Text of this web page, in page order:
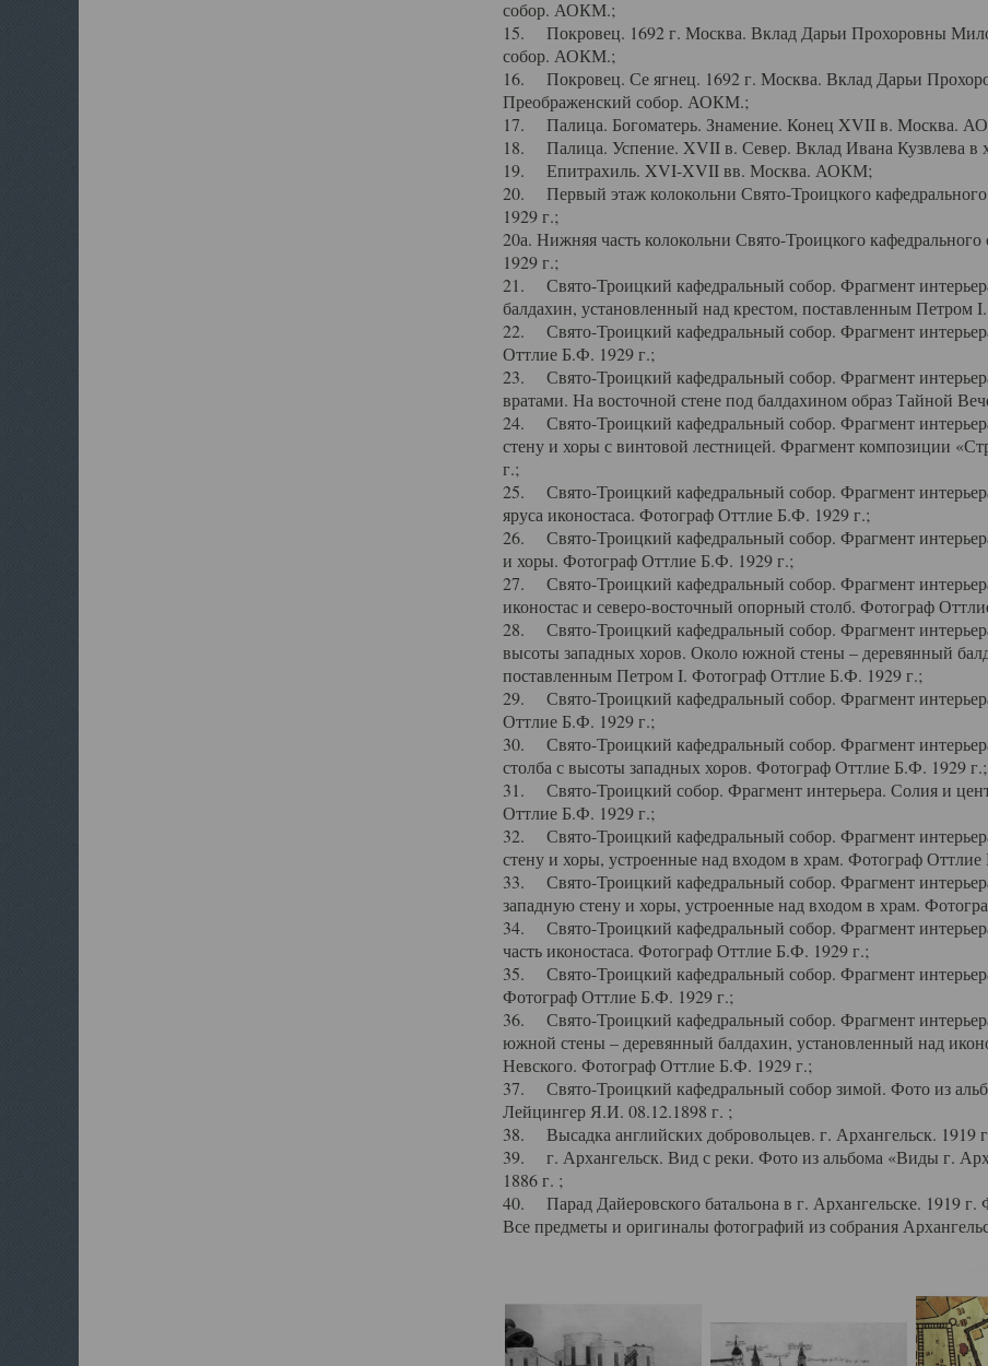
собор. АОКМ.;
15. Покровец. 1692 г. Москва. Вклад Дарьи Прохоровны
собор. АОКМ.;
16. Покровец. Се ягнец. 1692 г. Москва. Вклад Дарьи
Преображенский собор. АОКМ.;
17. Палица. Богоматерь. Знамение. Конец XVII в. Москва.
18. Палица. Успение. XVII в. Север. Вклад Ивана Кузвлева в
19. Епитрахиль. XVI-XVII вв. Москва. АОКМ;
20. Первый этаж колокольни Свято-Троицкого
1929 г.;
20а. Нижняя часть колокольни Свято-Троицкого
1929 г.;
21. Свято-Троицкий кафедральный собор. Фрагмент
балдахин, установленный над крестом, поставленным Петром
22. Свято-Троицкий кафедральный собор. Фрагмент
Оттлие Б.Ф. 1929 г.;
23. Свято-Троицкий кафедральный собор. Фрагмент
вратами. На восточной стене под балдахином образ Тайной
24. Свято-Троицкий кафедральный собор. Фрагмент
стену и хоры с винтовой лестницей. Фрагмент композиции
г.;
25. Свято-Троицкий кафедральный собор. Фрагмент
яруса иконостаса. Фотограф Оттлие Б.Ф. 1929 г.;
26. Свято-Троицкий кафедральный собор. Фрагмент
и хоры. Фотограф Оттлие Б.Ф. 1929 г.;
27. Свято-Троицкий кафедральный собор. Фрагмент
иконостас и северо-восточный опорный столб. Фотограф
28. Свято-Троицкий кафедральный собор. Фрагмент
высоты западных хоров. Около южной стены – деревянный
поставленным Петром I. Фотограф Оттлие Б.Ф. 1929 г.;
29. Свято-Троицкий кафедральный собор. Фрагмент
Оттлие Б.Ф. 1929 г.;
30. Свято-Троицкий кафедральный собор. Фрагмент
столба с высоты западных хоров. Фотограф Оттлие Б.Ф. 1929 г.;
31. Свято-Троицкий собор. Фрагмент интерьера. Солия и
Оттлие Б.Ф. 1929 г.;
32. Свято-Троицкий кафедральный собор. Фрагмент
стену и хоры, устроенные над входом в храм. Фотограф
33. Свято-Троицкий кафедральный собор. Фрагмент
западную стену и хоры, устроенные над входом в храм.
34. Свято-Троицкий кафедральный собор. Фрагмент
часть иконостаса. Фотограф Оттлие Б.Ф. 1929 г.;
35. Свято-Троицкий кафедральный собор. Фрагмент
Фотограф Оттлие Б.Ф. 1929 г.;
36. Свято-Троицкий кафедральный собор. Фрагмент
южной стены – деревянный балдахин, установленный над
Невского. Фотограф Оттлие Б.Ф. 1929 г.;
37. Свято-Троицкий кафедральный собор зимой. Фото из
Лейцингер Я.И. 08.12.1898 г. ;
38. Высадка английских добровольцев. г. Архангельск.
39. г. Архангельск. Вид с реки. Фото из альбома «Виды г.
1886 г. ;
40. Парад Дайеровского батальона в г. Архангельске. 1919
Все предметы и оригиналы фотографий из собрания